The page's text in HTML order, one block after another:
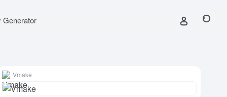
Generator
Vmake